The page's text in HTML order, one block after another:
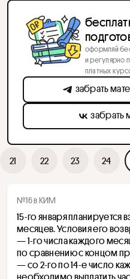
21 22 23 24
№16 в КИМ
15-го января планируется
месяцев. Условия его
— 1-го числа каждого
по сравнению с концом
— со 2-го по 14-е число
необходимо выплатить
оформляй
и регулярно
платных
забрать
забрать